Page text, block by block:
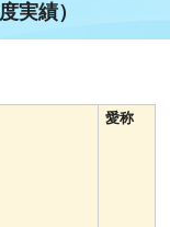
実績）
愛称